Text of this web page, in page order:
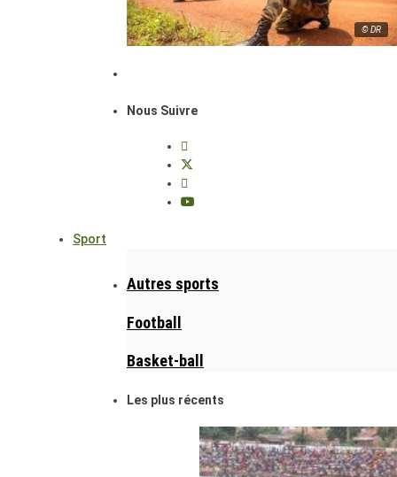
© DR
Nous Suivre
Sport
Autres sports
Football
Basket-ball
Les plus récents